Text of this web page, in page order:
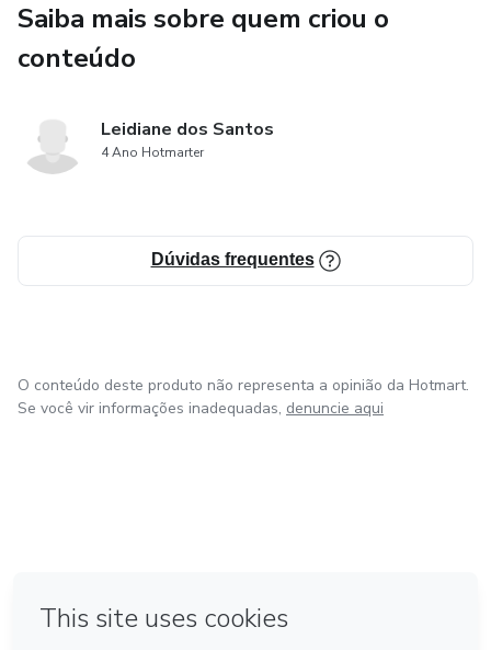
Produtividade, você economiza tempo ao ter todas as
ferramentas de organização em um só lugar. Além disso,
serviços online.
Saiba mais sobre quem criou o
conteúdo
Leidiane dos Santos
4 Ano Hotmarter
Dúvidas frequentes
O conteúdo deste produto não representa a opinião da Hotmart.
Se você vir informações inadequadas, denuncie aqui
Feito com ❤ em Bogotá